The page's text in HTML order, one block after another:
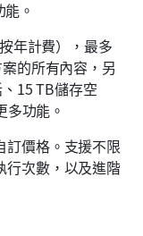
。
年計費），最多
的所有內容，另
15 TB儲存空
功能。
訂價格。支援不限
行次數，以及進階